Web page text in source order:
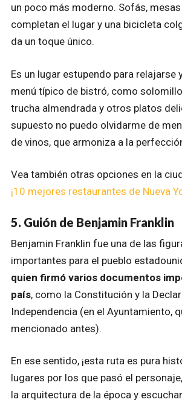
un poco más moderno. Sofás,
completan el lugar y una bicicleta
da un toque único.
Es un lugar estupendo para relajarse
menú típico de bistró, como
trucha almendrada y otros platos
supuesto no puedo olvidarme de
de vinos, que armoniza a la
Vea también otras opciones en la
¡10 mejores restaurantes de Nueva
5. Guión de Benjamin Franklin
Benjamin Franklin fue una de las
importantes para el pueblo
quien firmó varios documentos
país, como la Constitución y la
Independencia (en el Ayuntamiento,
mencionado antes).
En ese sentido, ¡esta ruta es pura
lugares por los que pasó el
la arquitectura de la época y